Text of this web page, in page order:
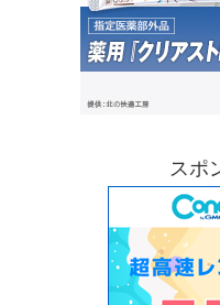
スポ